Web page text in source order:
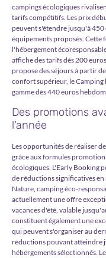
campings écologiques
tarifs compétitifs. Les prix
peuvent s'étendre jusqu'à
équipements proposés.
l'hébergement
affiche des tarifs dès 200
propose des séjours à partir
confort supérieur, le
gamme dès 440 euros
Des promotions
l'année
Les opportunités de réaliser
grâce aux formules
écologiques. L'Early Booking
de réductions significatives
Nature, camping éco-
actuellement une offre
vacances d'été, valable
constituent également une
qui peuvent s'organiser au
réductions pouvant atteindre
hébergements sélectionnés.